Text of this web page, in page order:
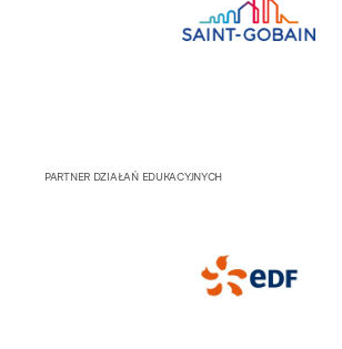
PARTNER DZIAŁAŃ EDUKACYJNYCH